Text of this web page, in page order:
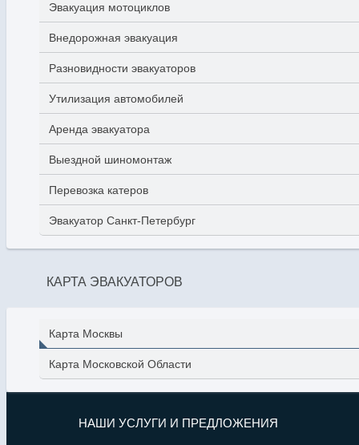
Эвакуация мотоциклов
Внедорожная эвакуация
Разновидности эвакуаторов
Утилизация автомобилей
Аренда эвакуатора
Выездной шиномонтаж
Перевозка катеров
Эвакуатор Санкт-Петербург
КАРТА ЭВАКУАТОРОВ
Карта Москвы
Карта Московской Области
НАШИ УСЛУГИ И ПРЕДЛОЖЕНИЯ